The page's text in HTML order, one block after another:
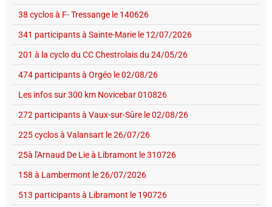
38 cyclos à F- Tressange le 140626
341 participants à Sainte-Marie le 12/07/2026
201 à la cyclo du CC Chestrolais du 24/05/26
474 participants à Orgéo le 02/08/26
Les infos sur 300 km Novicebar 010826
272 participants à Vaux-sur-Sûre le 02/08/26
225 cyclos à Valansart le 26/07/26
25à l'Arnaud De Lie à Libramont le 310726
158 à Lambermont le 26/07/2026
513 participants à Libramont le 190726